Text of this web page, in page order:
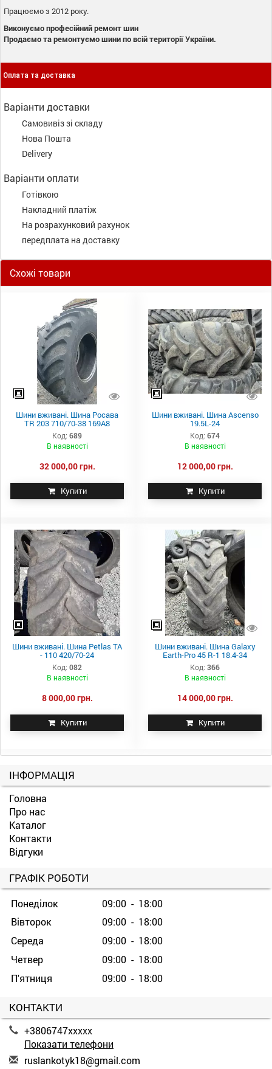
Працюємо з 2012 року.
Виконуємо професійний ремонт шин
Продаємо та ремонтуємо шини по всій території України.
Оплата та доставка
Варіанти доставки
Самовивіз зі складу
Нова Пошта
Delivery
Варіанти оплати
Готівкою
Накладний платіж
На розрахунковий рахунок
передплата на доставку
Схожі товари
Шини вживані. Шина Росава
TR 203 710/70-38 169A8
Код: 689
В наявності
32 000,00 грн.
Купити
Шини вживані. Шина Ascenso
19.5L-24
Код: 674
В наявності
12 000,00 грн.
Купити
Шини вживані. Шина Petlas TA
- 110 420/70-24
Код: 082
В наявності
8 000,00 грн.
Купити
Шини вживані. Шина Galaxy
Earth-Pro 45 R-1 18.4-34
Код: 366
В наявності
14 000,00 грн.
Купити
ІНФОРМАЦІЯ
Головна
Про нас
Каталог
Контакти
Відгуки
ГРАФІК РОБОТИ
Понеділок
09:00 - 18:00
Вівторок
09:00 - 18:00
Середа
09:00 - 18:00
Четвер
09:00 - 18:00
П'ятниця
09:00 - 18:00
КОНТАКТИ
+3806747xxxxx
Показати телефони
ruslankotyk18@gmail.com